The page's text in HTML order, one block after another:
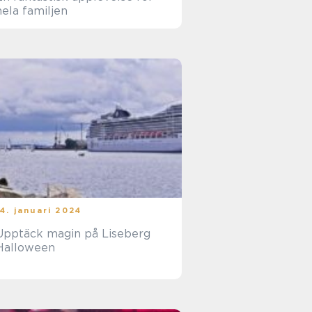
familjen
januari 2024
magin på Liseberg